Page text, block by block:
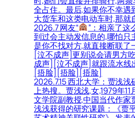
全占住。最后,如果你不幸遇
大货车和这类电动车时,那就
2026.7 网友“
”：相亲了这
到过会主动发信息的,哪怕只
是你不找对方,就直接断联
[泣不成声]更别说会请男方
成声][泣不成声]就跟流水线
[捂脸][捂脸][捂脸]
2026.7.15 西北大学：贾浅
上热搜。贾浅浅,女,1979年
文学院副教授,中国当代作家
浅浅获得的研究课题：《贾